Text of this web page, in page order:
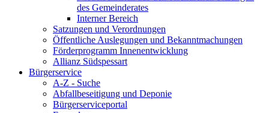
des Gemeinderates
Interner Bereich
Satzungen und Verordnungen
Öffentliche Auslegungen und Bekanntmachungen
Förderprogramm Innenentwicklung
Allianz Südspessart
Bürgerservice
A-Z - Suche
Abfallbeseitigung und Deponie
Bürgerserviceportal